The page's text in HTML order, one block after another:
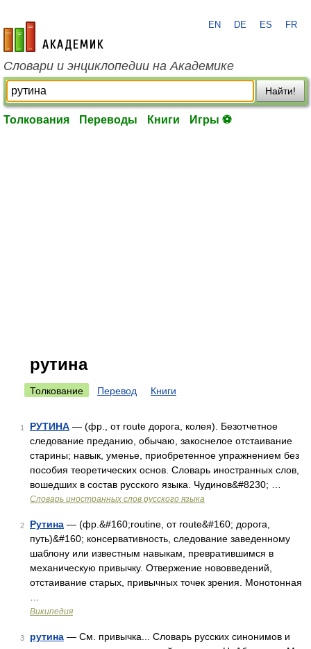
academic.ru
EN DE ES FR
Словари и энциклопедии на Академике
Найти!
Толкования Переводы Книги Игры ⚽
рутина
Толкование Перевод Книги
1 РУТИНА — (фр., от route дорога, колея). Безотчетное
следование преданию, обычаю, закоснелое отстаивание
старины; навык, уменье, приобретенное упражнением без
пособия теоретических основ. Словарь иностранных слов,
вошедших в состав русского языка. Чудинов&#8230; …
Словарь иностранных слов русского языка
2 Рутина — (фр.&#160;routine, от route&#160; дорога,
путь)&#160; консервативность, следование заведенному
шаблону или известным навыкам, превратившимся в
механическую привычку. Отвержение нововведений,
отстаивание старых, привычных точек зрения. Монотонная
Википедия
3 рутина — См. привычка... Словарь русских синонимов и